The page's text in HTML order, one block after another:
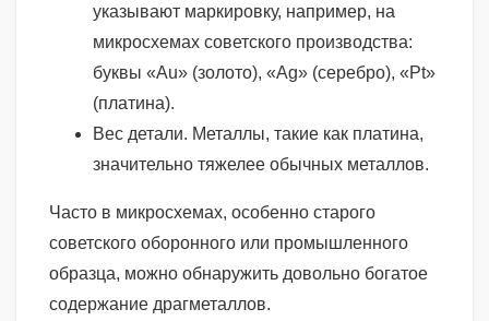
указывают маркировку, например, на
микросхемах советского производства:
буквы «Au» (золото), «Ag» (серебро), «Pt»
(платина).
Вес детали. Металлы, такие как платина,
значительно тяжелее обычных металлов.
Часто в микросхемах, особенно старого
советского оборонного или промышленного
образца, можно обнаружить довольно богатое
содержание драгметаллов.